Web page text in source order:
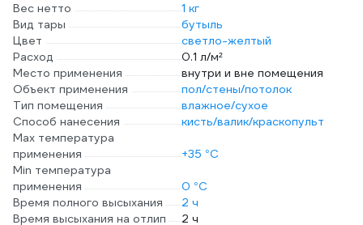
Вес нетто
1 кг
Вид тары
бутыль
Цвет
светло-желтый
Расход
0.1 л/м²
Место применения
внутри и вне помещения
Объект применения
пол/стены/потолок
Тип помещения
влажное/сухое
Способ нанесения
кисть/валик/краскопульт
Max температура
применения
+35 °С
Min температура
применения
0 °С
Время полного высыхания
2 ч
Время высыхания на отлип
2 ч